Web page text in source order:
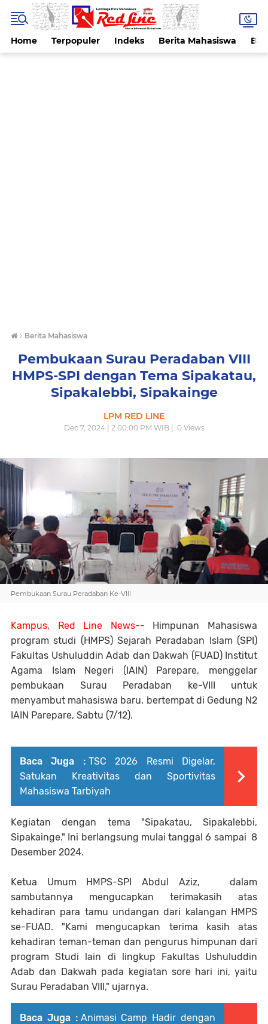
Home Terpopuler Indeks Berita Mahasiswa
› Berita Mahasiswa
Pembukaan Surau Peradaban VIII
HMPS-SPI dengan Tema Sipakatau,
Sipakalebbi, Sipakainge
LPM RED LINE
Dec 7, 2024 | 2:00:00 PM WIB | 0Views
Pembukaan Surau Peradaban Ke-Vlll
Kampus, Red Line News-- Himpunan Mahasiswa
program studi (HMPS) Sejarah Peradaban Islam (SPI)
Fakultas Ushuluddin Adab dan Dakwah (FUAD) Institut
Agama Islam Negeri (IAIN) Parepare, menggelar
pembukaan Surau Peradaban ke-VIII untuk
menyambut mahasiswa baru, bertempat di Gedung N2
IAIN Parepare, Sabtu (7/12).
Baca Juga : TSC 2026 Resmi Digelar,
Satukan Kreativitas dan Sportivitas
Mahasiswa Tarbiyah
Kegiatan dengan tema "Sipakatau, Sipakalebbi,
Sipakainge." Ini berlangsung mulai tanggal 6 sampai 8
Desember 2024.
Ketua Umum HMPS-SPI Abdul Aziz, dalam
sambutannya mengucapkan terimakasih atas
kehadiran para tamu undangan dari kalangan HMPS
se-FUAD. "Kami mengucapkan terima kasih atas
kehadiran teman-teman dan pengurus himpunan dari
program Studi lain di lingkup Fakultas Ushuluddin
Adab dan Dakwah pada kegiatan sore hari ini, yaitu
Surau Peradaban VIII," ujarnya.
Baca Juga : Animasi Camp Hadir dengan